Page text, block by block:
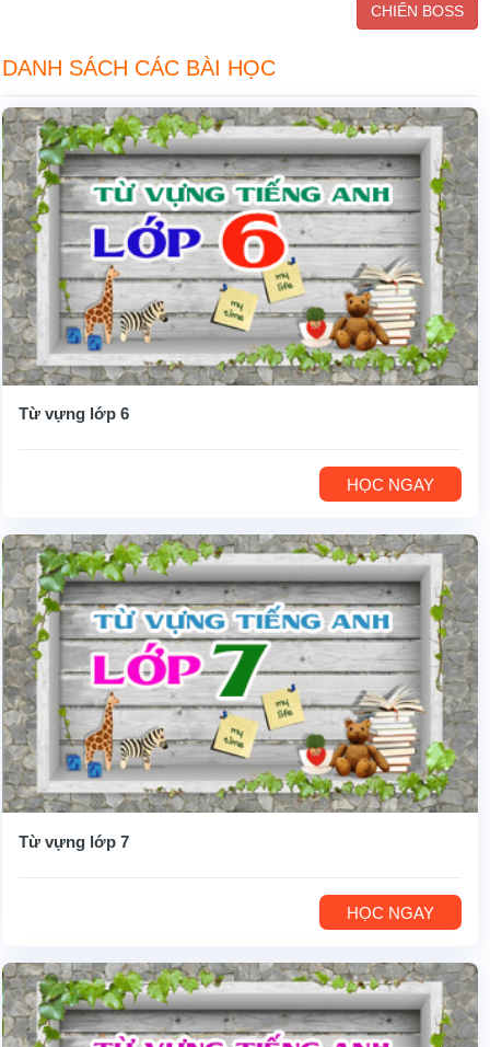
CHIẾN BOSS
DANH SÁCH CÁC BÀI HỌC
Từ vựng lớp 6
HỌC NGAY
Từ vựng lớp 7
HỌC NGAY